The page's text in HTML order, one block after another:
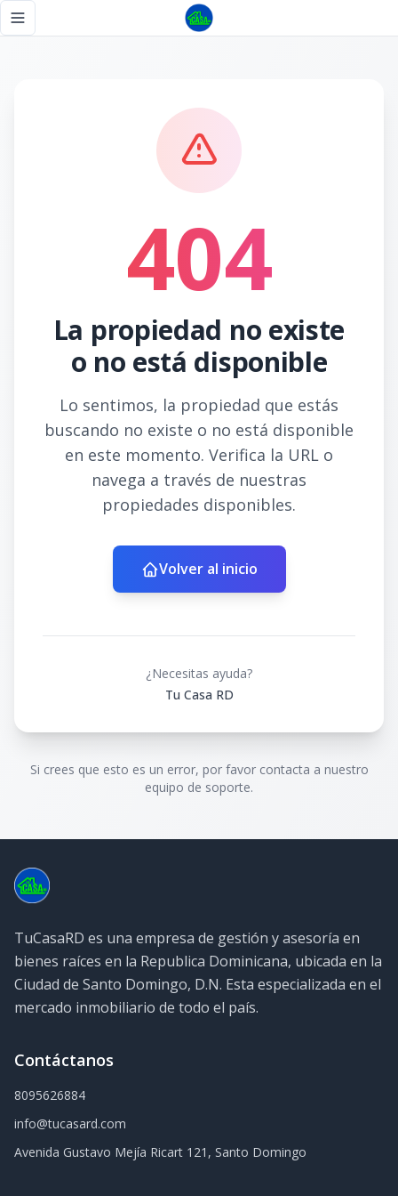
Toggle navigation menu
404
La propiedad no existe
o no está disponible
Lo sentimos, la propiedad que estás
buscando no existe o no está disponible
en este momento. Verifica la URL o
navega a través de nuestras
propiedades disponibles.
Volver al inicio
¿Necesitas ayuda?
Tu Casa RD
Si crees que esto es un error, por favor contacta a nuestro
equipo de soporte.
TuCasaRD es una empresa de gestión y asesoría en
bienes raíces en la Republica Dominicana, ubicada en la
Ciudad de Santo Domingo, D.N. Esta especializada en el
mercado inmobiliario de todo el país.
Contáctanos
8095626884
info@tucasard.com
Avenida Gustavo Mejía Ricart 121, Santo Domingo
Página no encontrada - Tu Casa RD